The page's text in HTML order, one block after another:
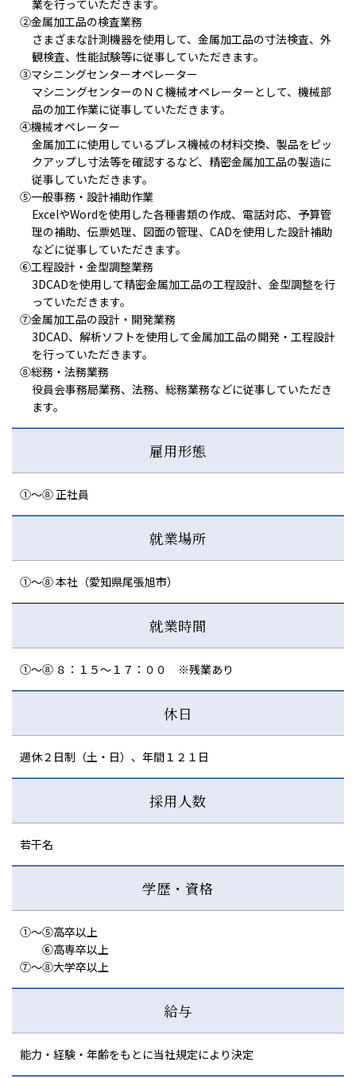
業を行っていただきます。
②金属加工品の検査業務
さまざまな計測機器を使用して、金属加工品の寸法検査、外
観検査、性能試験等に従事していただきます。
③マシニングセンターオペレーター
マシニングセンターのＮＣ機械オペレーターとして、機械部
品の加工作業に従事していただきます。
④機械オペレーター
金属加工に使用しているプレス機械の材料交換、製品をピッ
クアップし寸法等を確認するなど、精密金属加工品の製造に
従事していただきます。
⑤一般事務・設計補助作業
ExcelやWordを使用した各種書類の作成、電話対応、予算管
理の補助、伝票処理、図面の管理、CADを使用した設計補助
などに従事していただきます。
⑥工程設計・金型調整業務
3DCADを使用して精密金属加工品の工程設計、金型調整を行
っていただきます。
⑦金属加工品の設計・開発業務
3DCAD、解析ソフトを使用して金属加工品の開発・工程設計
を行っていただきます。
⑧総務・法務業務
役員会事務局業務、法務、総務業務などに従事していただき
ます。
雇用形態
①～⑧ 正社員
就業場所
①～⑧ 本社（愛知県尾張旭市）
就業時間
①～⑧ ８：１５～１７：００ ※残業あり
休日
週休２日制（土・日）、年間１２１日
採用人数
若干名
学歴・資格
①～⑤高卒以上
⑥高専卒以上
⑦～⑧大学卒以上
給与
能力・経験・年齢をもとに当社規定により決定